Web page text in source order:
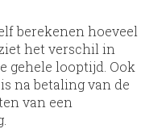
berekenen hoeveel
het verschil in
gehele looptijd. Ook
na betaling van de
van een